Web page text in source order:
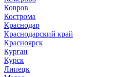
Ковров
Кострома
Краснодар
Краснодарский край
Красноярск
Курган
Курск
Липецк